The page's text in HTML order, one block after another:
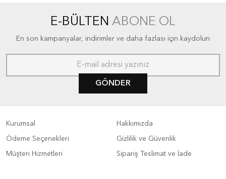
E-BÜLTEN ABONE OL
En son kampanyalar, indirimler ve daha fazlası için kaydolun
GÖNDER
Kurumsal
Ödeme Seçenekleri
Müşteri Hizmetleri
Hakkımızda
Gizlilik ve Güvenlik
Sipariş Teslimat ve İade